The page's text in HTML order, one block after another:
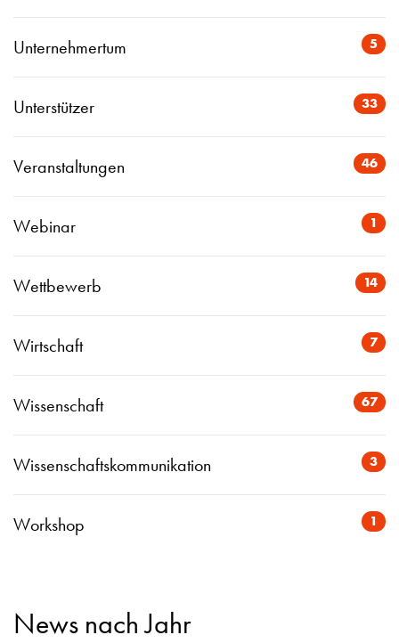
Unternehmertum 5
Unterstützer 33
Veranstaltungen 46
Webinar 1
Wettbewerb 14
Wirtschaft 7
Wissenschaft 67
Wissenschaftskommunikation 3
Workshop 1
News nach Jahr